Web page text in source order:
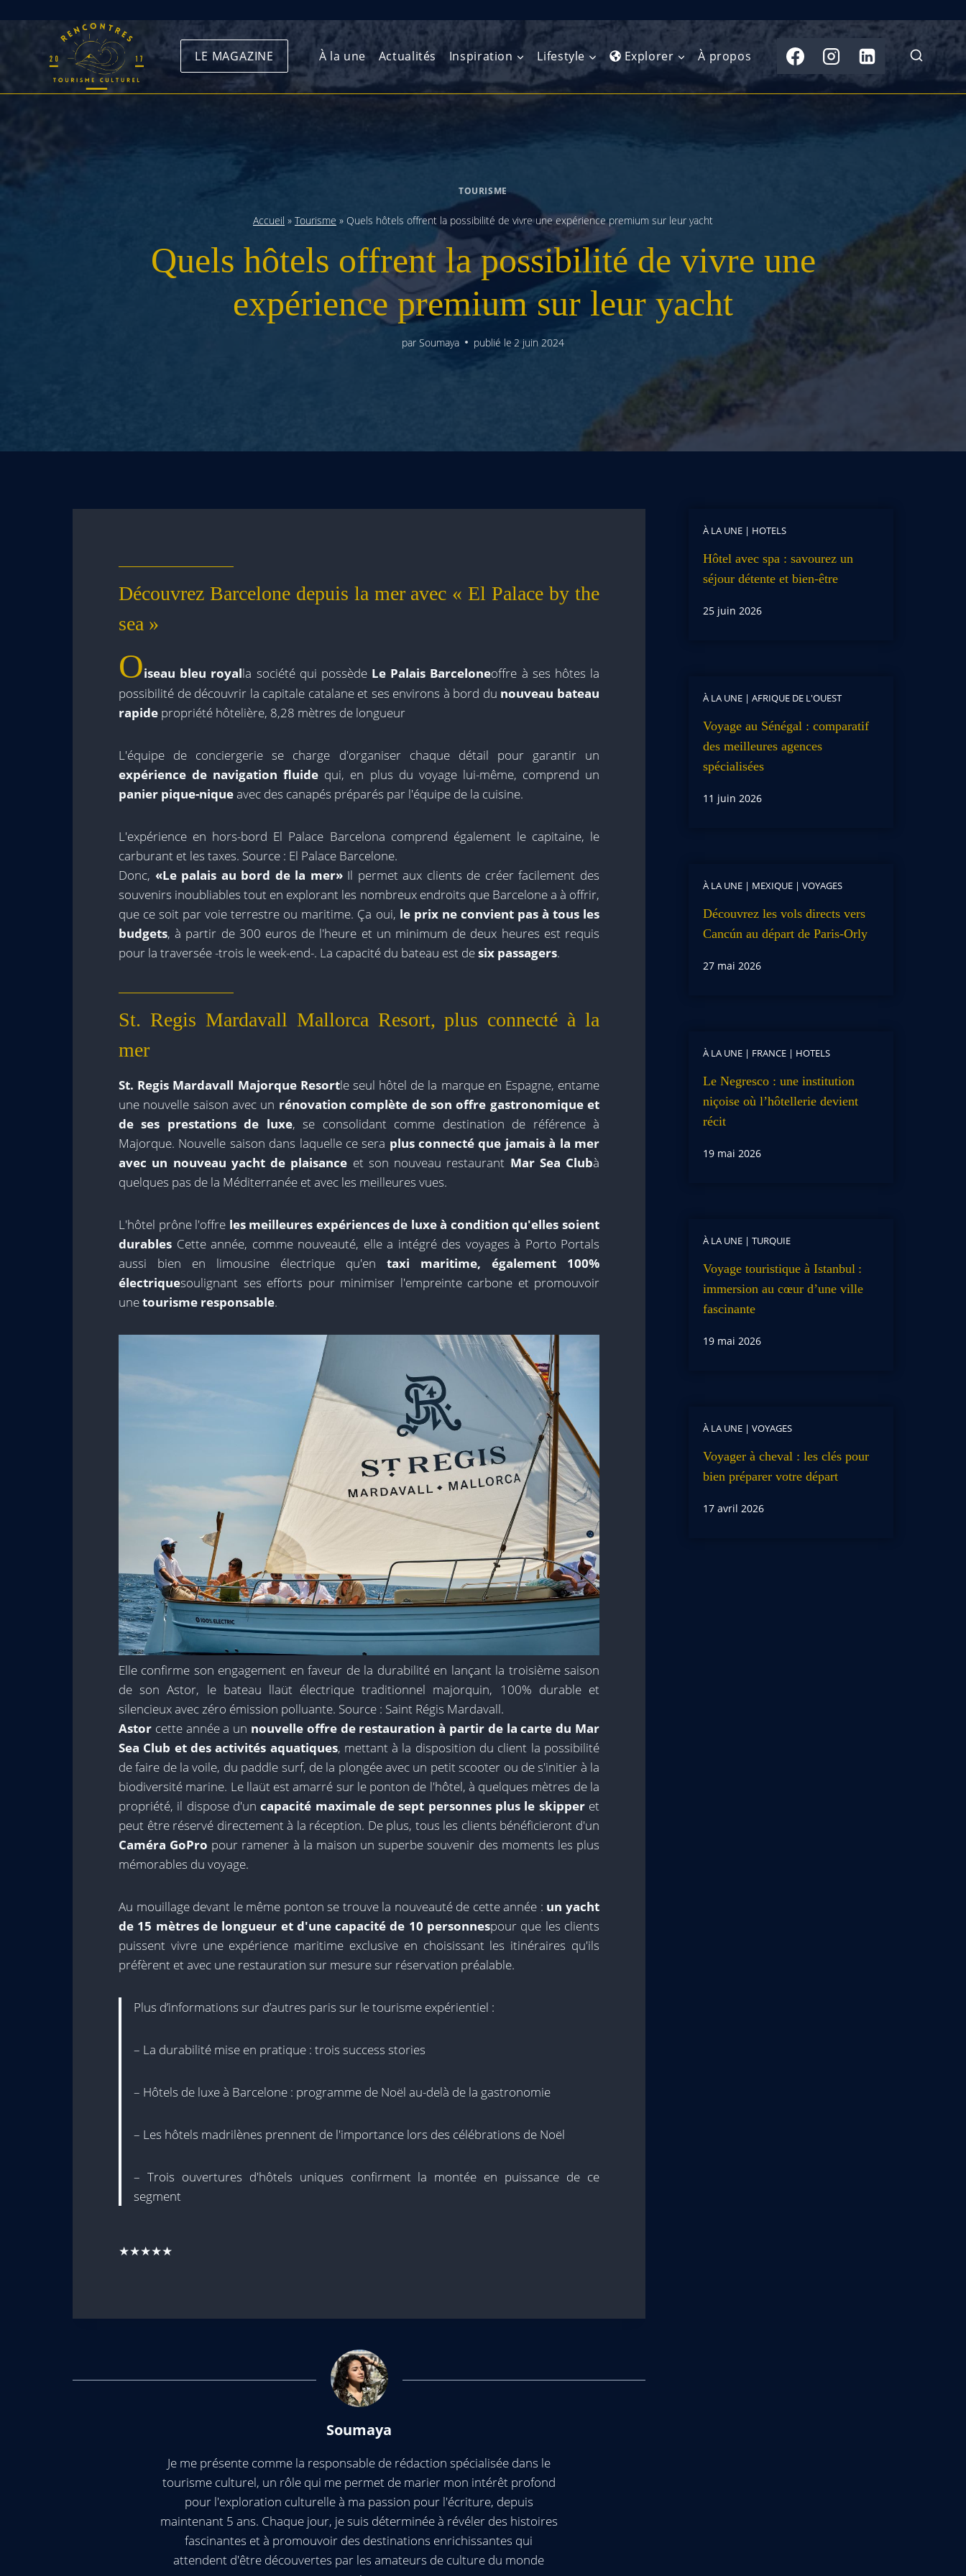
LE MAGAZINE À la une Actualités Inspiration Lifestyle Explorer
Balkans
Antilles et Caraïbes
Amérique du Sud
Afrique de l’Est
Afrique australe
À propos
TOURISME
Accueil » Tourisme » Quels hôtels offrent la possibilité de vivre une expérience premium sur leur yacht
Quels hôtels offrent la possibilité de vivre une
expérience premium sur leur yacht
par Soumaya publié le 2 juin 2024
Découvrez Barcelone depuis la mer avec « El Palace by the
sea »
Oiseau bleu royalla société qui possède Le Palais Barceloneoffre à ses hôtes la
possibilité de découvrir la capitale catalane et ses environs à bord du nouveau bateau
rapide propriété hôtelière, 8,28 mètres de longueur
L'équipe de conciergerie se charge d'organiser chaque détail pour garantir un
expérience de navigation fluide qui, en plus du voyage lui-même, comprend un
panier pique-niqueavec des canapés préparés par l'équipe de la cuisine.
L'expérience en hors-bord El Palace Barcelona comprend également le capitaine, le
carburant et les taxes. Source : El Palace Barcelone.
Donc, «Le palais au bord de la mer»Il permet aux clients de créer facilement des
souvenirs inoubliables tout en explorant les nombreux endroits que Barcelone a à offrir,
que ce soit par voie terrestre ou maritime. Ça oui, le prix ne convient pas à tous les
budgets, à partir de 300 euros de l'heure et un minimum de deux heures est requis
pour la traversée -trois le week-end-. La capacité du bateau est desix passagers.
St. Regis Mardavall Mallorca Resort, plus connecté à la
mer
St. Regis Mardavall Majorque Resortle seul hôtel de la marque en Espagne, entame
une nouvelle saison avec un rénovation complète de son offre gastronomique et
de ses prestations de luxe, se consolidant comme destination de référence à
Majorque. Nouvelle saison dans laquelle ce sera plus connecté que jamais à la mer
avec un nouveau yacht de plaisance et son nouveau restaurant Mar Sea Clubà
quelques pas de la Méditerranée et avec les meilleures vues.
L'hôtel prône l'offre les meilleures expériences de luxe à condition qu'elles soient
durables Cette année, comme nouveauté, elle a intégré des voyages à Porto Portals
aussi bien en limousine électrique qu'en taxi maritime, également 100%
électriquesoulignant ses efforts pour minimiser l'empreinte carbone et promouvoir
unetourisme responsable.
Elle confirme son engagement en faveur de la durabilité en lançant la troisième saison
de son Astor, le bateau llaüt électrique traditionnel majorquin, 100% durable et
silencieux avec zéro émission polluante. Source : Saint Régis Mardavall.
Astor cette année a un nouvelle offre de restauration à partir de la carte du Mar
Sea Club et des activités aquatiques, mettant à la disposition du client la possibilité
de faire de la voile, du paddle surf, de la plongée avec un petit scooter ou de s'initier à la
biodiversité marine. Le llaüt est amarré sur le ponton de l'hôtel, à quelques mètres de la
propriété, il dispose d'uncapacité maximale de sept personnes plus le skipperet
peut être réservé directement à la réception. De plus, tous les clients bénéficieront d'un
Caméra GoPro pour ramener à la maison un superbe souvenir des moments les plus
mémorables du voyage.
Au mouillage devant le même ponton se trouve la nouveauté de cette année : un yacht
de 15 mètres de longueur et d'une capacité de 10 personnespour que les clients
puissent vivre une expérience maritime exclusive en choisissant les itinéraires qu'ils
préfèrent et avec une restauration sur mesure sur réservation préalable.
Plus d’informations sur d’autres paris sur le tourisme expérientiel :
– La durabilité mise en pratique : trois success stories
– Hôtels de luxe à Barcelone : programme de Noël au-delà de la gastronomie
– Les hôtels madrilènes prennent de l'importance lors des célébrations de Noël
– Trois ouvertures d'hôtels uniques confirment la montée en puissance de ce
segment
★★★★★
Soumaya
Je me présente comme la responsable de rédaction spécialisée dans le
tourisme culturel, un rôle qui me permet de marier mon intérêt profond
pour l'exploration culturelle à ma passion pour l'écriture, depuis
maintenant 5 ans. Chaque jour, je suis déterminée à révéler des histoires
fascinantes et à promouvoir des destinations enrichissantes qui
attendent d'être découvertes par les amateurs de culture du monde
À LA UNE| HOTELS
Hôtel avec spa : savourez un
séjour détente et bien-être
25 juin 2026
À LA UNE| AFRIQUE DE L'OUEST
Voyage au Sénégal : comparatif
des meilleures agences
spécialisées
11 juin 2026
À LA UNE| MEXIQUE| VOYAGES
Découvrez les vols directs vers
Cancún au départ de Paris-Orly
27 mai 2026
À LA UNE| FRANCE| HOTELS
Le Negresco : une institution
niçoise où l’hôtellerie devient
récit
19 mai 2026
À LA UNE| TURQUIE
Voyage touristique à Istanbul :
immersion au cœur d’une ville
fascinante
19 mai 2026
À LA UNE| VOYAGES
Voyager à cheval : les clés pour
bien préparer votre départ
17 avril 2026